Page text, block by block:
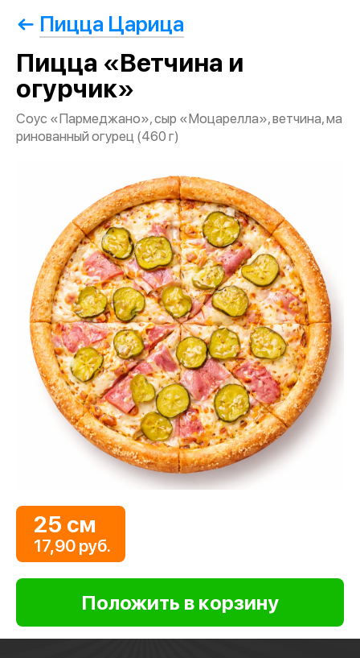
Пицца Царица
Пицца «Ветчина и
огурчик»
Соус «Пармеджано», сыр «Моцарелла», ветчина, ма
ринованный огурец (460 г)
25 см
17,90 руб.